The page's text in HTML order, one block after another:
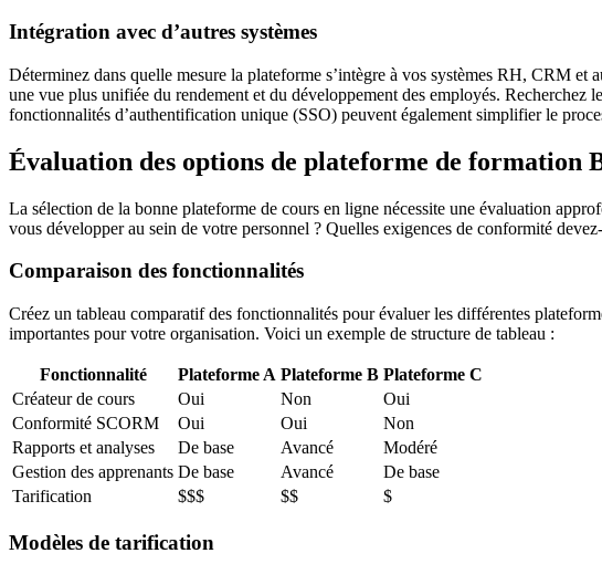
Intégration avec d’autres systèmes
Déterminez dans quelle mesure la plateforme s’intègre à vos systèmes RH, CRM
une vue plus unifiée du rendement et du développement des employés.
fonctionnalités d’authentification unique (SSO) peuvent également simplifier le
Évaluation des options de plateforme de formation
La sélection de la bonne plateforme de cours en ligne nécessite une évaluation
vous développer au sein de votre personnel ? Quelles exigences de conformité
Comparaison des fonctionnalités
Créez un tableau comparatif des fonctionnalités pour évaluer les différentes
importantes pour votre organisation. Voici un exemple de structure de tableau :
Fonctionnalité Plateforme A Plateforme B Plateforme C
Créateur de cours
Oui Non
Oui
Conformité SCORM
Oui Oui
Non
Rapports et analyses
De base Avancé
Modéré
Gestion des apprenants De base Avancé
De base
Tarification
$$$ $$ $
Modèles de tarification